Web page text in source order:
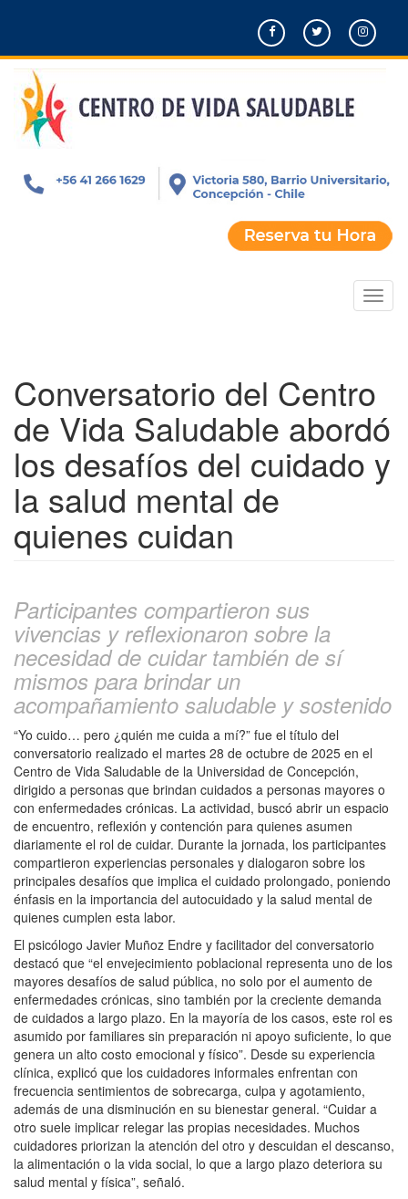
principal
Conversatorio del Centro
de Vida Saludable abordó
los desafíos del cuidado y
la salud mental de
quienes cuidan
Participantes compartieron sus
vivencias y reflexionaron sobre la
necesidad de cuidar también de sí
mismos para brindar un
acompañamiento saludable y sostenido
“Yo cuido… pero ¿quién me cuida a mí?” fue el título del
conversatorio realizado el martes 28 de octubre de 2025 en el
Centro de Vida Saludable de la Universidad de Concepción,
dirigido a personas que brindan cuidados a personas mayores o
con enfermedades crónicas. La actividad, buscó abrir un espacio
de encuentro, reflexión y contención para quienes asumen
diariamente el rol de cuidar. Durante la jornada, los participantes
compartieron experiencias personales y dialogaron sobre los
principales desafíos que implica el cuidado prolongado, poniendo
énfasis en la importancia del autocuidado y la salud mental de
quienes cumplen esta labor.
El psicólogo Javier Muñoz Endre y facilitador del conversatorio
destacó que “el envejecimiento poblacional representa uno de los
mayores desafíos de salud pública, no solo por el aumento de
enfermedades crónicas, sino también por la creciente demanda
de cuidados a largo plazo. En la mayoría de los casos, este rol es
asumido por familiares sin preparación ni apoyo suficiente, lo que
genera un alto costo emocional y físico”. Desde su experiencia
clínica, explicó que los cuidadores informales enfrentan con
frecuencia sentimientos de sobrecarga, culpa y agotamiento,
además de una disminución en su bienestar general. “Cuidar a
otro suele implicar relegar las propias necesidades. Muchos
cuidadores priorizan la atención del otro y descuidan el descanso,
la alimentación o la vida social, lo que a largo plazo deteriora su
salud mental y física”, señaló.